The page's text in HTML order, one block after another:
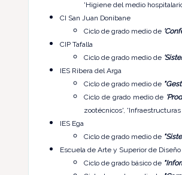
'Higiene del medio
CI San Juan Donibane
Ciclo de grado medio de
CIP Tafalla
Ciclo de grado medio de
IES Ribera del Arga
Ciclo de grado medio de
Ciclo de grado medio de
zootécnicos',
IES Ega
Ciclo de grado medio de
Escuela de Arte y Superior de
Ciclo de grado básico de